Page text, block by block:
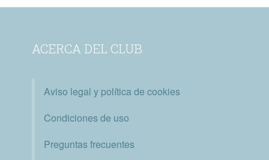
ACERCA DEL CLUB
Aviso legal y política de cookies
Condiciones de uso
Preguntas frecuentes